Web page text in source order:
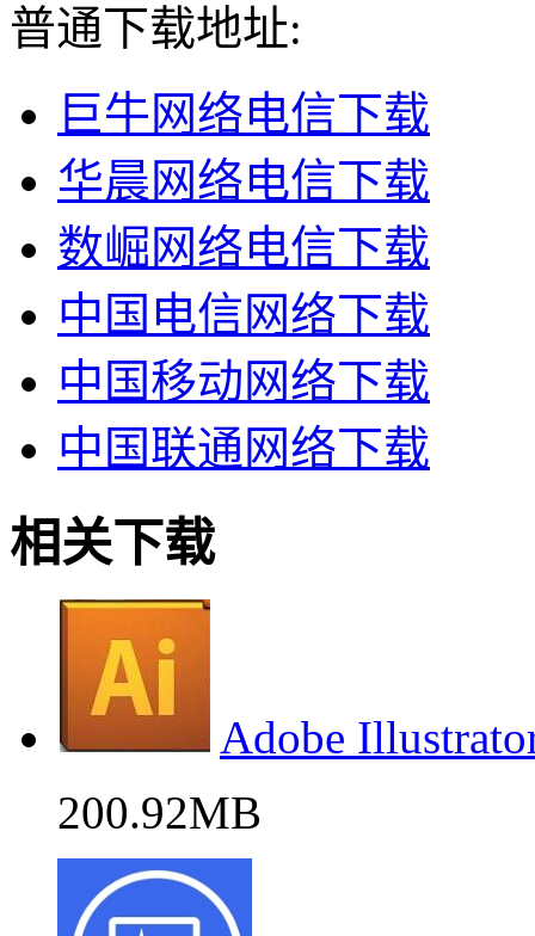
普通下载地址:
巨牛网络电信下载
华晨网络电信下载
数崛网络电信下载
中国电信网络下载
中国移动网络下载
中国联通网络下载
相关下载
Adobe
200.92MB